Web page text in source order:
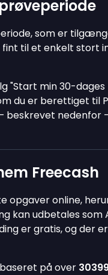
som er
til et enkelt stort
"Start min 30-dages
du er berettiget til
beskrevet nedenfor
Freecash
opgaver online,
kan udbetales
er gratis, og der
baseret på over